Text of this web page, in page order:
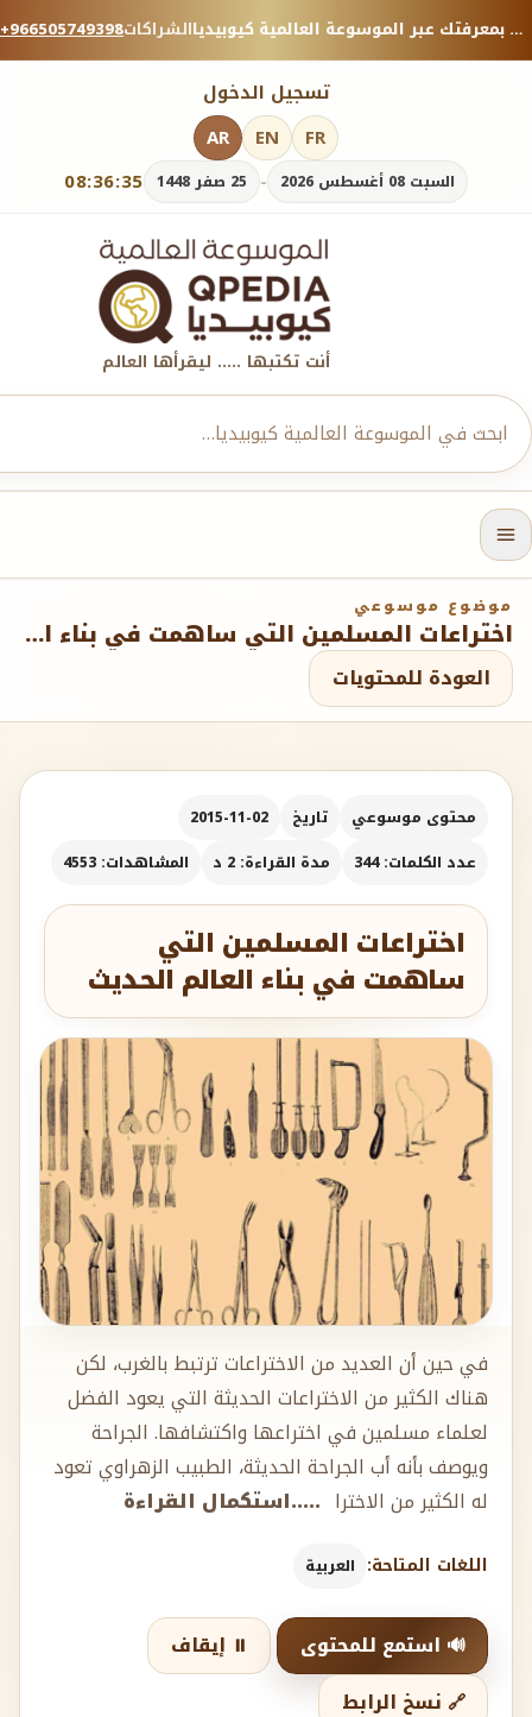
+966505749398الشراكات منصة معرفية موثوقة — شارك بمعرفتك عبر الموسوعة العالمية كيوبيديا.
تسجيل الدخول
08:36:37 السبت 08 أغسطس 2026 - 25 صفر 1448
AR EN FR
أنت تكتبها ..... ليقرأها العالم
موضوع موسوعي
اختراعات المسلمين التي ساهمت في بناء العالم الحديث
العودة للمحتويات
محتوى موسوعي تاريخ
2015-11-02
عدد الكلمات: 344
مدة القراءة: 2 د المشاهدات: 4553
اختراعات المسلمين التي
ساهمت في بناء العالم الحديث
في حين أن العديد من الاختراعات ترتبط بالغرب، لكن
هناك الكثير من الاختراعات الحديثة التي يعود الفضل
لعلماء مسلمين في اختراعها واكتشافها. الجراحة
ويوصف بأنه أب الجراحة الحديثة، الطبيب الزهراوي تعود
له الكثير من الاخترا .....استكمال القراءة
اللغات المتاحة: العربية
🔊 استمع للمحتوى
⏸️ إيقاف
🔗 نسخ الرابط